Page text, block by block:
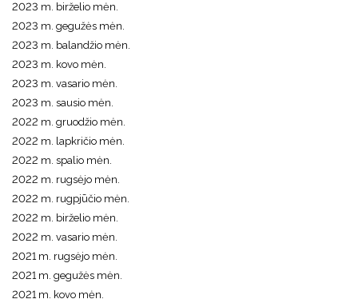
2023 m. birželio mėn.
2023 m. gegužės mėn.
2023 m. balandžio mėn.
2023 m. kovo mėn.
2023 m. vasario mėn.
2023 m. sausio mėn.
2022 m. gruodžio mėn.
2022 m. lapkričio mėn.
2022 m. spalio mėn.
2022 m. rugsėjo mėn.
2022 m. rugpjūčio mėn.
2022 m. birželio mėn.
2022 m. vasario mėn.
2021 m. rugsėjo mėn.
2021 m. gegužės mėn.
2021 m. kovo mėn.